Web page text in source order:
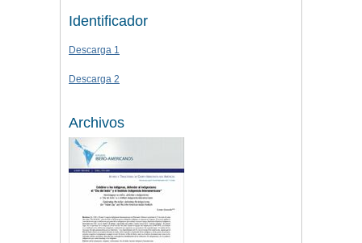
Identificador
Descarga 1
Descarga 2
Archivos